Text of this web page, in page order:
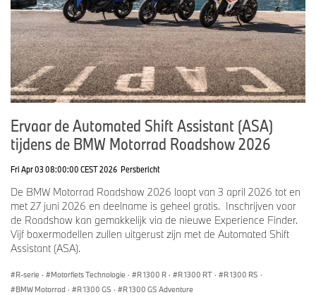
Ervaar de Automated Shift Assistant (ASA)
tijdens de BMW Motorrad Roadshow 2026
Fri Apr 03 08:00:00 CEST 2026 Persbericht
De BMW Motorrad Roadshow 2026 loopt van 3 april 2026 tot en
met 27 juni 2026 en deelname is geheel gratis. Inschrijven voor
de Roadshow kan gemakkelijk via de nieuwe Experience Finder.
Vijf boxermodellen zullen uitgerust zijn met de Automated Shift
Assistant (ASA).
R-serie · Motorfiets Technologie · R 1300 R · R 1300 RT · R 1300 RS ·
BMW Motorrad · R 1300 GS · R 1300 GS Adventure